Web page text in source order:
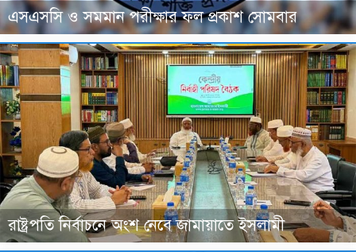
এসএসসি ও সমমান পরীক্ষার ফল প্রকাশ সোমবার
রাষ্ট্রপতি নির্বাচনে অংশ নেবে জামায়াতে ইসলামী